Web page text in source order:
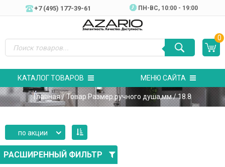
+7 (495) 177-39-61 ПН-ВC, 10:00 - 19:00
0
КАТАЛОГ ТОВАРОВ МЕНЮ САЙТА
Главная/ Товар Размер ручного душа,мм / 18.8
РАСШИРЕННЫЙ ФИЛЬТР
по акции